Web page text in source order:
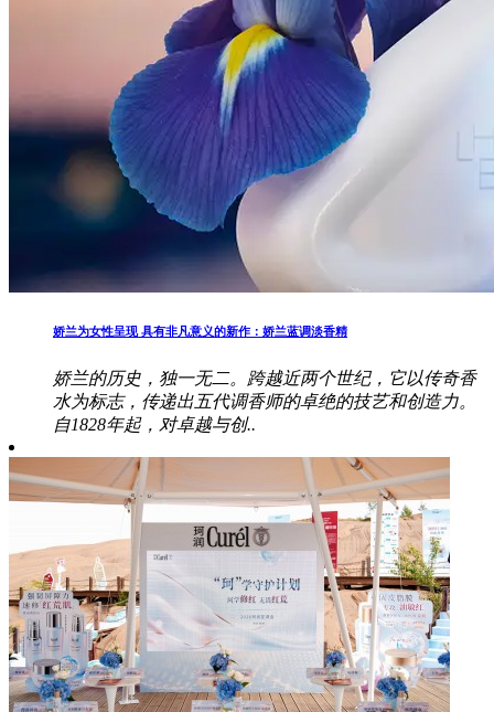
娇兰为女性呈现 具有非凡意义的新作：娇兰蓝调淡香精
娇兰的历史，独一无二。跨越近两个世纪，它以传奇香
水为标志，传递出五代调香师的卓绝的技艺和创造力。
自1828年起，对卓越与创..